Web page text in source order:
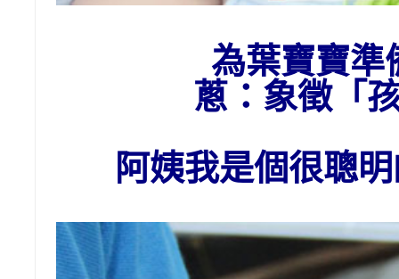
為葉寶寶準
蔥：象徵「
阿姨我是個很聰